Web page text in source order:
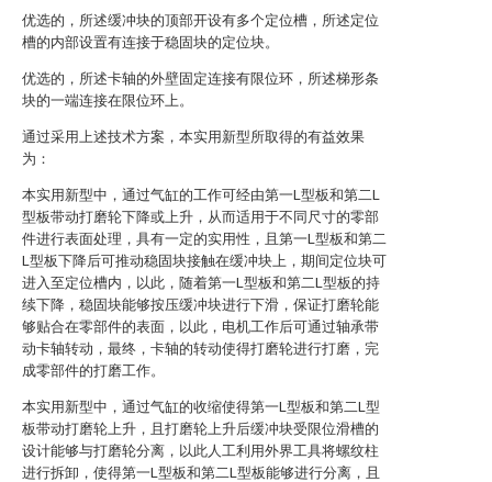
优选的，所述缓冲块的顶部开设有多个定位槽，所述定位
槽的内部设置有连接于稳固块的定位块。
优选的，所述卡轴的外壁固定连接有限位环，所述梯形条
块的一端连接在限位环上。
通过采用上述技术方案，本实用新型所取得的有益效果
为：
本实用新型中，通过气缸的工作可经由第一L型板和第二L
型板带动打磨轮下降或上升，从而适用于不同尺寸的零部
件进行表面处理，具有一定的实用性，且第一L型板和第二
L型板下降后可推动稳固块接触在缓冲块上，期间定位块可
进入至定位槽内，以此，随着第一L型板和第二L型板的持
续下降，稳固块能够按压缓冲块进行下滑，保证打磨轮能
够贴合在零部件的表面，以此，电机工作后可通过轴承带
动卡轴转动，最终，卡轴的转动使得打磨轮进行打磨，完
成零部件的打磨工作。
本实用新型中，通过气缸的收缩使得第一L型板和第二L型
板带动打磨轮上升，且打磨轮上升后缓冲块受限位滑槽的
设计能够与打磨轮分离，以此人工利用外界工具将螺纹柱
进行拆卸，使得第一L型板和第二L型板能够进行分离，且